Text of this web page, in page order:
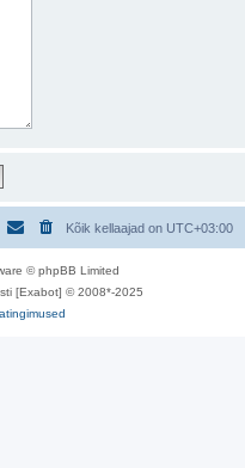
Kõik kellaajad on UTC+03:00
© phpBB Limited
[Exabot] © 2008*-2025